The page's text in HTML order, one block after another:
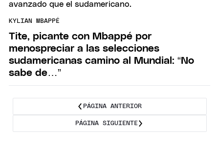
KYLIAN MBAPPÉ
Tite, picante con Mbappé por
menospreciar a las selecciones
sudamericanas camino al Mundial: “No
sabe de…”
PÁGINA ANTERIOR
PÁGINA SIGUIENTE